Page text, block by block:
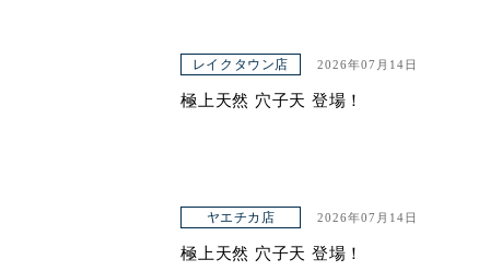
ヤエチカ店
与野店
アクセス
青山本店
レイクタウン店 2026年07月14日
極上天然 穴子天 登場！
ヤエチカ店 2026年07月14日
極上天然 穴子天 登場！